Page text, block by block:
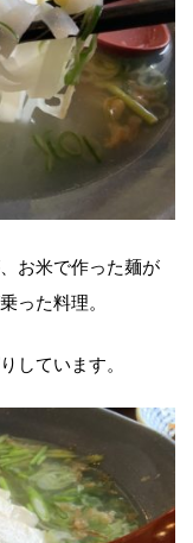
お米で作った麺が
った料理。
しています。